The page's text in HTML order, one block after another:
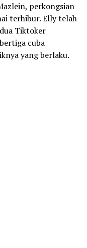
perkongsian
terhibur. Elly telah
Tiktoker
cuba
yang berlaku.